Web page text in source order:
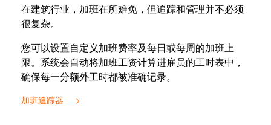
在建筑行业，加班在所难免，但追踪和管理并不必须
很复杂。
您可以设置自定义加班费率及每日或每周的加班上
限。系统会自动将加班工资计算进雇员的工时表中，
确保每一分额外工时都被准确记录。
加班追踪器